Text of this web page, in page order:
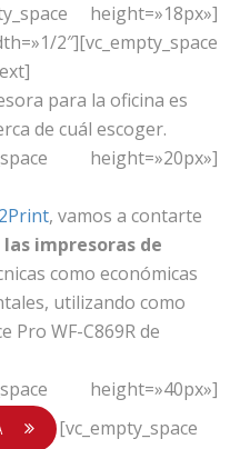
height=»18px»]
2″][vc_empty_space
para la oficina es
de cuál escoger.
height=»20px»]
, vamos a contarte
impresoras de
como económicas
utilizando como
Pro WF-C869R de
height=»40px»]
[vc_empty_space